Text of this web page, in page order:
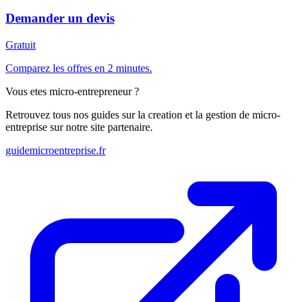
Demander un devis
Gratuit
Comparez les offres en 2 minutes.
Vous etes micro-entrepreneur ?
Retrouvez tous nos guides sur la creation et la gestion de micro-
entreprise sur notre site partenaire.
guidemicroentreprise.fr